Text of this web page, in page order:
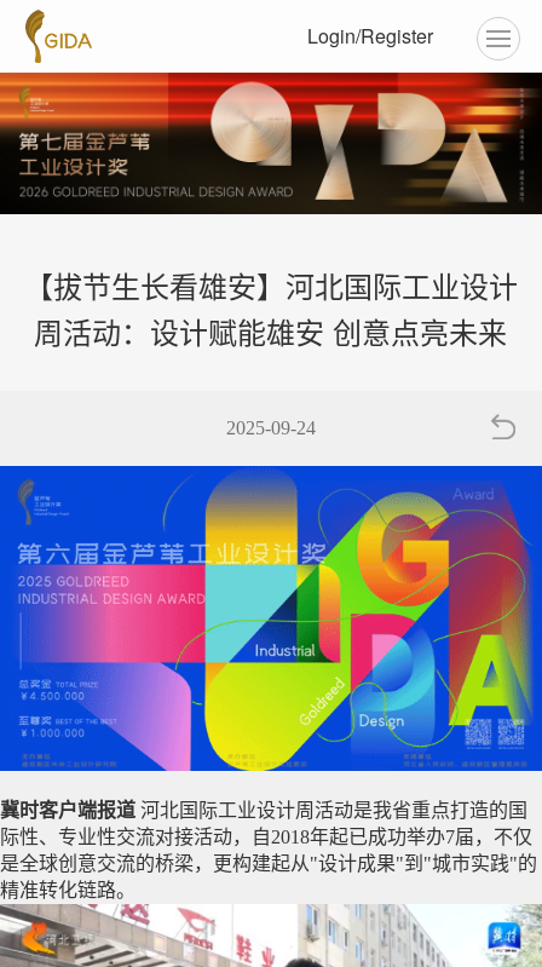
Login/Register
【拔节生长看雄安】河北国际工业设计
周活动：设计赋能雄安 创意点亮未来
2025-09-24
冀时客户端报道 河北国际工业设计周活动是我省重点打造的国
际性、专业性交流对接活动，自2018年起已成功举办7届，不仅
是全球创意交流的桥梁，更构建起从"设计成果"到"城市实践"的
精准转化链路。